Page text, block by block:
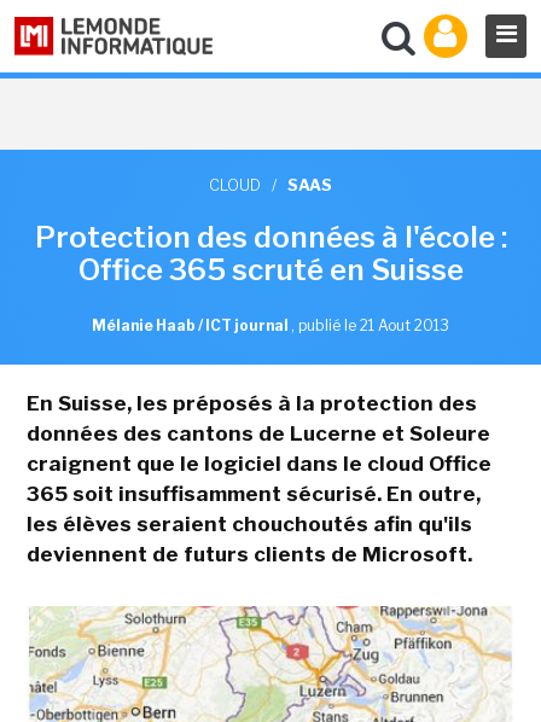
CLOUD / SAAS
Protection des données à l'école :
Office 365 scruté en Suisse
Mélanie Haab / ICT journal , publié le 21 Aout 2013
En Suisse, les préposés à la protection des
données des cantons de Lucerne et Soleure
craignent que le logiciel dans le cloud Office
365 soit insuffisamment sécurisé. En outre,
les élèves seraient chouchoutés afin qu'ils
deviennent de futurs clients de Microsoft.